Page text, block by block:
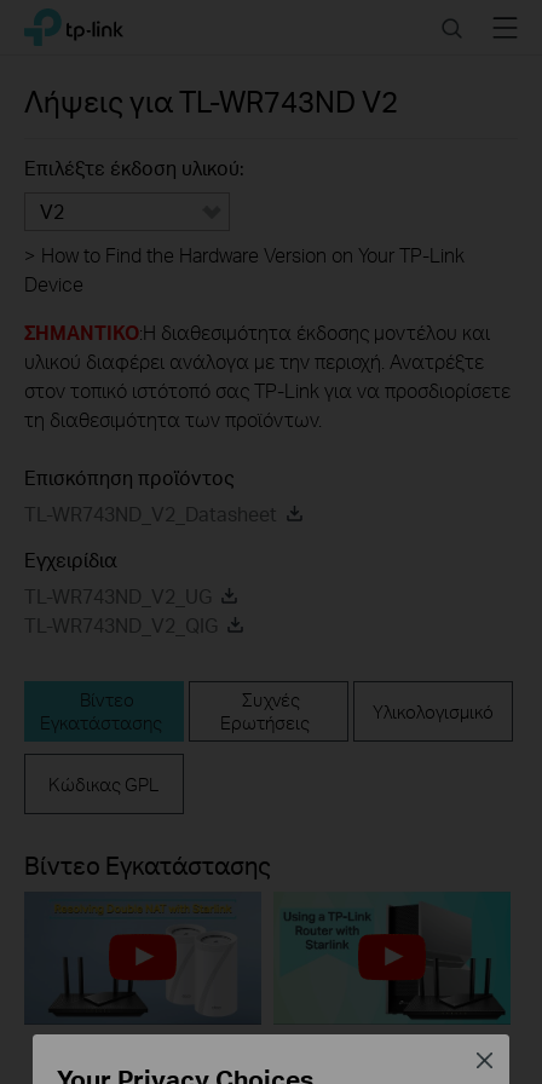
Click
navigation
TP-Link, Reliably Smart SearchMenu
Λήψεις γιαTL-WR743ND V2
Επιλέξτε έκδοση υλικού:
V2
> How to Find the Hardware Version on Your TP-Link
Device
ΣΗΜΑΝΤΙΚΟ:Η διαθεσιμότητα έκδοσης μοντέλου και
υλικού διαφέρει ανάλογα με την περιοχή. Ανατρέξτε
στον τοπικό ιστότοπό σας TP-Link για να προσδιορίσετε
τη διαθεσιμότητα των προϊόντων.
Επισκόπηση προϊόντος
TL-WR743ND_V2_Datasheet
Εγχειρίδια
TL-WR743ND_V2_UG
TL-WR743ND_V2_QIG
Βίντεο
Εγκατάστασης
Συχνές
Ερωτήσεις
Υλικολογισμικό
Κώδικας GPL
Βίντεο Εγκατάστασης
Close